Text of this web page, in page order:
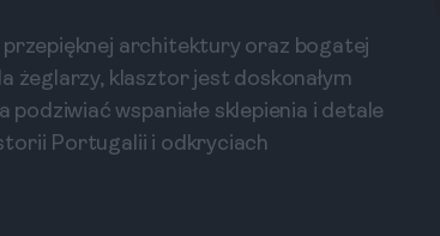
architektury oraz bogatej
żeglarzy, klasztor jest doskonałym
wspaniałe sklepienia i detale
Portugalii i odkryciach